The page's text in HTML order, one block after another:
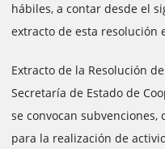
hábiles, a contar desde el
extracto de esta resolución
Extracto de la Resolución
Secretaría de Estado de
se convocan
para la realización de